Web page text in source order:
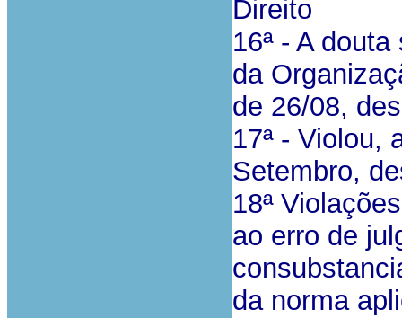
Direito
16ª - A
da
de 26/08,
17ª - Violou,
Setembro,
18ª
ao erro de
da norma